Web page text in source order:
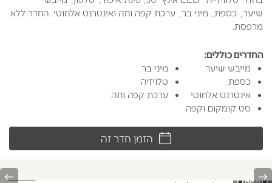
שיער, כספת, מיני בר, ערכת קפה ותה ואינטרנט אלחוטי. החדר ללא
מרפסת.
החדרים כוללים:
מייבש שיער
מיני בר
כספת
טלויזיה
אינטרנט אלחוטי
ערכת קפה ותה
סט קומקום וקפה
הזמן חדר זה
Previous